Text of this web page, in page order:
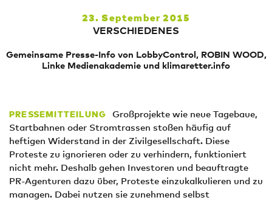
23. September 2015
VERSCHIEDENES
Gemeinsame Presse-Info von LobbyControl, ROBIN WOOD,
Linke Medienakademie und klimaretter.info
PRESSEMITTEILUNG
Großprojekte wie neue Tagebaue,
Startbahnen oder Stromtrassen stoßen häufig auf
heftigen Widerstand in der Zivilgesellschaft. Diese
Proteste zu ignorieren oder zu verhindern, funktioniert
nicht mehr. Deshalb gehen Investoren und beauftragte
PR-Agenturen dazu über, Proteste einzukalkulieren und zu
managen. Dabei nutzen sie zunehmend selbst